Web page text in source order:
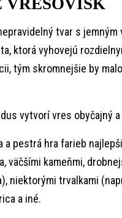
tvar s
ktorá vyhovejú
tým skromnejšie by
vytvorí vres obyčajný
a pestrá hra farieb
väčšími kameňmi,
niektorými trvalkami
a iné.